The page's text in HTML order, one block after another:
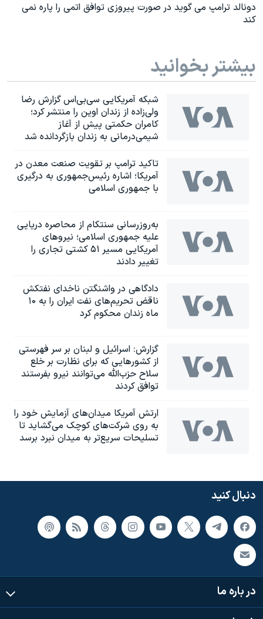
دونالد ترامپ می گوید در صورت پیروزی توافق اتمی را پاره نمی
کند
بیشتر بخوانید
شبکه آمریکایی سی‌بی‌‌اس گزارش رضا
ولی‌زاده از زندان اوین را منتشر کرد؛
کامران حکمتی پیش از آغاز
شیمی‌درمانی به زندان بازگردانده شد
تاکید ترامپ بر تقویت صنعت معدن در
آمریکا؛ اشاره رئیس‌جمهوری به درگیری
با جمهوری اسلامی
به‌روزرسانی سنتکام از محاصره دریایی
علیه جمهوری اسلامی؛ نیروهای
آمریکایی مسیر ۵۱ کشتی تجاری را
تغییر دادند
دادگاهی در واشنگتن ناخدای نفتکش
ناقض تحریم‌های نفت ایران را به ۱۰
ماه زندان محکوم کرد
گزارش‌: اسرائيل و لبنان بر سر فهرستی
از کشورهایی که برای نظارت بر خلع
سلاح حزب‌الله می‌توانند نیرو بفرستند
توافق کردند
ارتش آمریکا میدان‌های آزمایش خود را
به روی شرکت‌های کوچک می‌گشاید تا
تسلیحات سریع‌تر به میدان نبرد برسد
دنبال کنید
در باره ما